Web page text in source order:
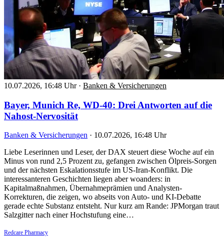
10.07.2026, 16:48 Uhr · Banken & Versicherungen
Bayer, Munich Re, WD-40: Drei Antworten auf die
Nahost-Nervosität
Banken & Versicherungen · 10.07.2026, 16:48 Uhr
Liebe Leserinnen und Leser, der DAX steuert diese Woche auf ein
Minus von rund 2,5 Prozent zu, gefangen zwischen Ölpreis-Sorgen
und der nächsten Eskalationsstufe im US-Iran-Konflikt. Die
interessanteren Geschichten liegen aber woanders: in
Kapitalmaßnahmen, Übernahmeprämien und Analysten-
Korrekturen, die zeigen, wo abseits von Auto- und KI-Debatte
gerade echte Substanz entsteht. Nur kurz am Rande: JPMorgan traut
Salzgitter nach einer Hochstufung eine…
Redcare Pharmacy